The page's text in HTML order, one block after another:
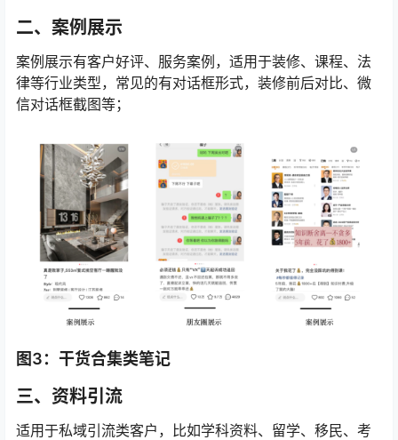
二、案例展示
案例展示有客户好评、服务案例，适用于装修、课程、法
律等行业类型，常见的有对话框形式，装修前后对比、微
信对话框截图等；
图3：干货合集类笔记
三、资料引流
适用于私域引流类客户，比如学科资料、留学、移民、考